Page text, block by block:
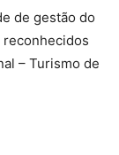
de gestão do
reconhecidos
– Turismo de